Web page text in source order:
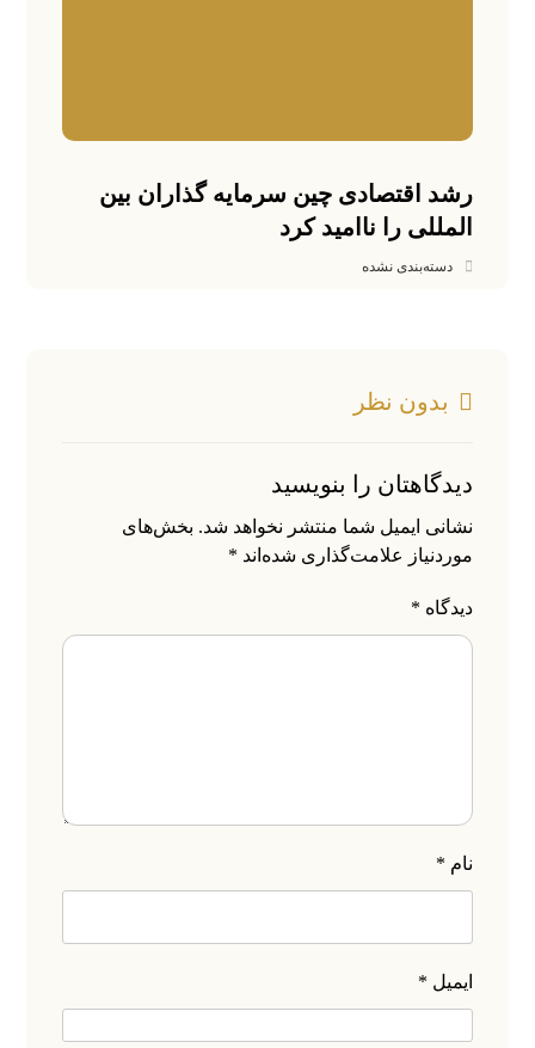
رشد اقتصادی چین سرمایه گذاران بین
المللی را ناامید کرد
دسته‌بندی نشده
بدون نظر
دیدگاهتان را بنویسید
نشانی ایمیل شما منتشر نخواهد شد. بخش‌های
موردنیاز علامت‌گذاری شده‌اند *
دیدگاه *
نام *
ایمیل *